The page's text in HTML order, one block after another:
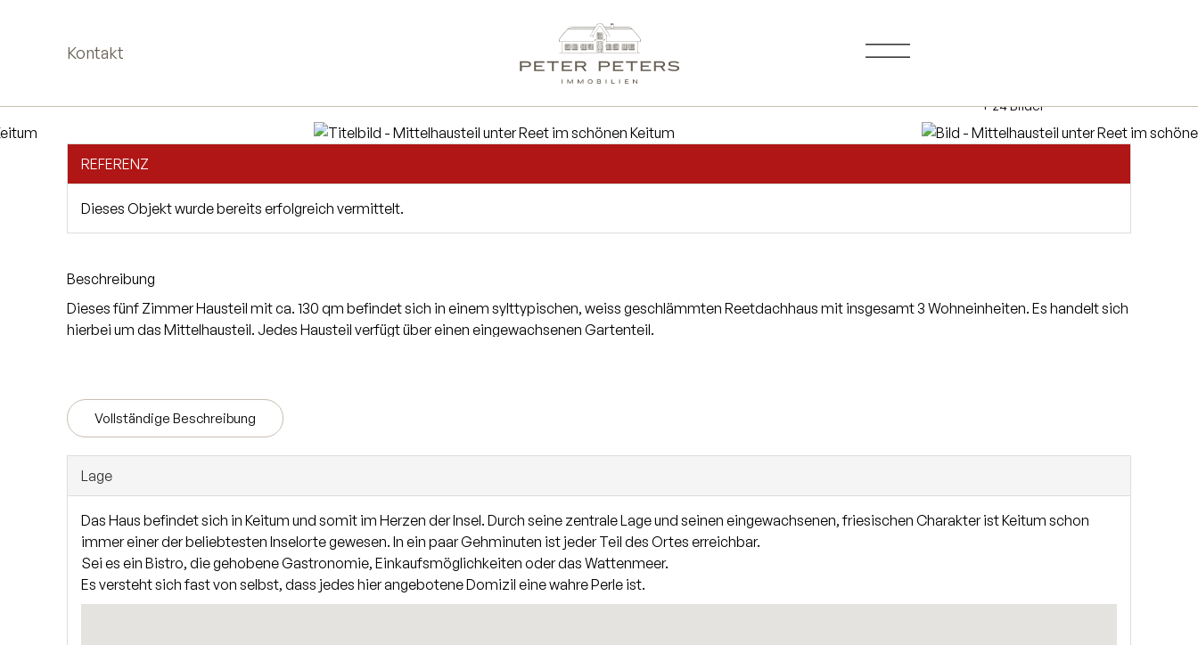
Kontakt
+ 24 Bilder
REFERENZ
Dieses Objekt wurde bereits erfolgreich vermittelt.
Beschreibung
Dieses fünf Zimmer Hausteil mit ca. 130 qm befindet sich in einem sylttypischen, weiss geschlämmten Reetdachhaus mit insgesamt 3 Wohneinheiten. Es handelt sich
hierbei um das Mittelhausteil. Jedes Hausteil verfügt über einen eingewachsenen Gartenteil.
Weiteren befindet sich im Spitzboden ein weiterer Raum zur individuellen Nutzung.
Vollständige Beschreibung
Lage
Das Haus befindet sich in Keitum und somit im Herzen der Insel. Durch seine zentrale Lage und seinen eingewachsenen, friesischen Charakter ist Keitum schon
immer einer der beliebtesten Inselorte gewesen. In ein paar Gehminuten ist jeder Teil des Ortes erreichbar.
Sei es ein Bistro, die gehobene Gastronomie, Einkaufsmöglichkeiten oder das Wattenmeer.
Es versteht sich fast von selbst, dass jedes hier angebotene Domizil eine wahre Perle ist.